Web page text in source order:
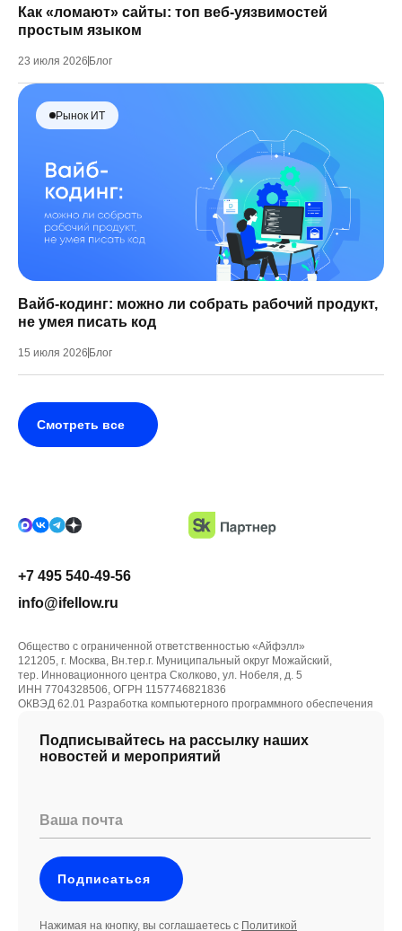
Как «ломают» сайты: топ веб-уязвимостей
простым языком
23 июля 2026 Блог
Рынок ИТ
Вайб-кодинг: можно ли собрать рабочий продукт,
не умея писать код
15 июля 2026 Блог
Смотреть все
Подписывайтесь на рассылку наших
новостей и мероприятий
Ваша почта
Подписаться
Нажимая на кнопку, вы соглашаетесь с Политикой
+7 495 540-49-56
info@ifellow.ru
Общество с ограниченной ответственностью «Айфэлл»
121205, г. Москва, Вн.тер.г. Муниципальный округ Можайский,
тер. Инновационного центра Сколково, ул. Нобеля, д. 5
ИНН 7704328506, ОГРН 1157746821836
ОКВЭД 62.01 Разработка компьютерного программного обеспечения